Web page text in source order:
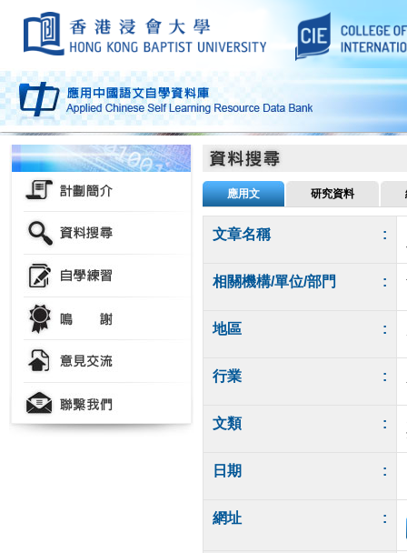
應用文 研究資料
文章名稱 :
相關機構/單位/部門 :
地區 :
行業 :
文類 :
日期 :
網址 :